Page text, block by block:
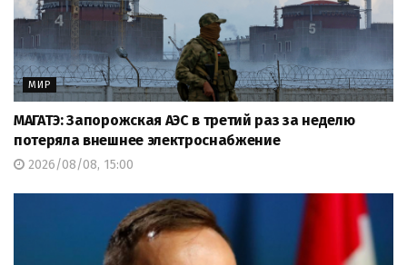
МИР
МАГАТЭ: Запорожская АЭС в третий раз за неделю
потеряла внешнее электроснабжение
2026/08/08, 15:00